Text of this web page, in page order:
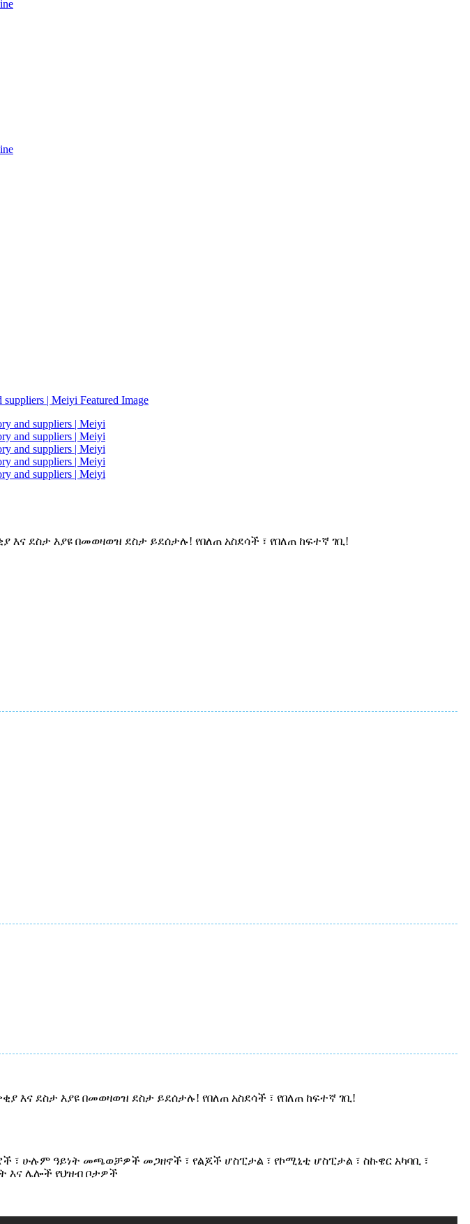
ደስታ እያዩ በመወዛወዝ ደስታ ይደሰታሉ! የበለጠ አስደሳች ፣ የበለጠ ከፍተኛ ገቢ!
ደስታ እያዩ በመወዛወዝ ደስታ ይደሰታሉ! የበለጠ አስደሳች ፣ የበለጠ ከፍተኛ ገቢ!
፣ ሁሉም ዓይነት መጫወቻዎች መጋዘኖች ፣ የልጆች ሆስፒታል ፣ የኮሚኒቲ ሆስፒታል ፣ ስኩዌር አካባቢ ፣
እና ሌሎች የህዝብ ቦታዎች